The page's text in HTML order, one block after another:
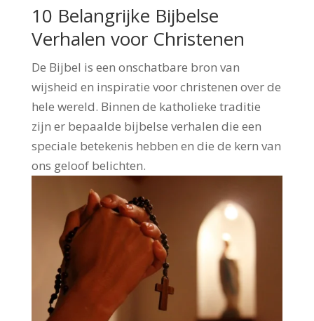
10 Belangrijke Bijbelse
Verhalen voor Christenen
De Bijbel is een onschatbare bron van
wijsheid en inspiratie voor christenen over de
hele wereld. Binnen de katholieke traditie
zijn er bepaalde bijbelse verhalen die een
speciale betekenis hebben en die de kern van
ons geloof belichten.